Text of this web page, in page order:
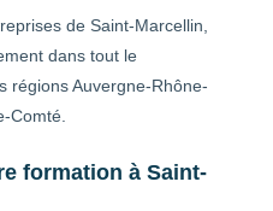
de Saint-Marcellin,
dans tout le
régions Auvergne-Rhône-
Comté.
formation à Saint-